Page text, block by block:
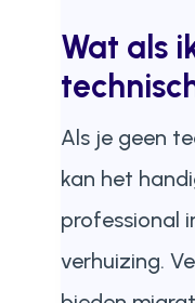
Wat als
Als je geen
kan het
professional
verhuizing.